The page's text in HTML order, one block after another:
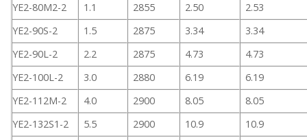
YE2-80M2-2
1.1 2855 2.50
2.53
YE2-90S-2
1.5 2875 3.34
3.34
YE2-90L-2
2.2 2875 4.73
4.73
YE2-100L-2
3.0 2880 6.19
6.19
YE2-112M-2
4.0 2900 8.05
8.05
YE2-132S1-2
5.5 2900 10.9
10.9